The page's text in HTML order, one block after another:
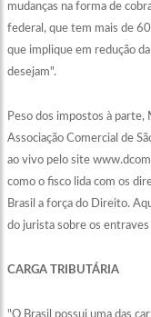
mudanças na forma de
federal, que tem mais de
que implique em redução
desejam".
Peso dos impostos à parte,
Associação Comercial de
ao vivo pelo site
como o fisco lida com os
Brasil a força do Direito.
do jurista sobre os
CARGA TRIBUTÁRIA